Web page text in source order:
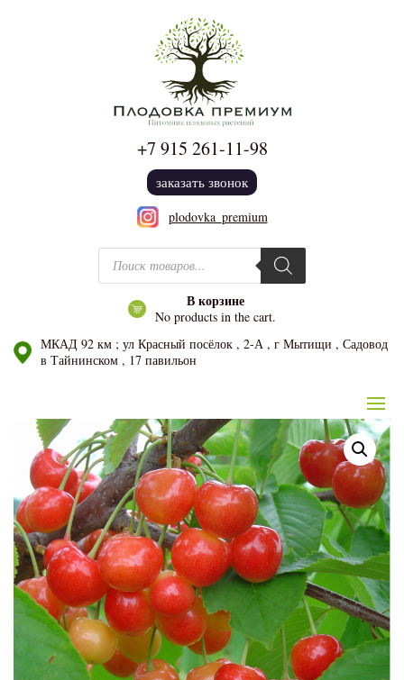
+7 915 261-11-98
заказать звонок
plodovka_premium
Поиск товаров
В корзине
No products in the cart.
МКАД 92 км ; ул Красный посёлок , 2-А , г Мытищи , Садовод
в Тайнинском , 17 павильон